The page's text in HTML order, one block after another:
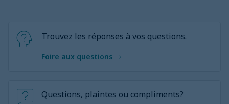
Trouvez les réponses à vos questions.
Foire aux questions
Questions, plaintes ou compliments?